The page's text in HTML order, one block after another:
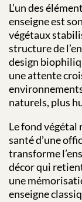
L’un des
enseigne est
végétaux
structure de
design
une attente
naturels, plus
Le fond
santé d’une
transforme
décor qui
une
enseigne